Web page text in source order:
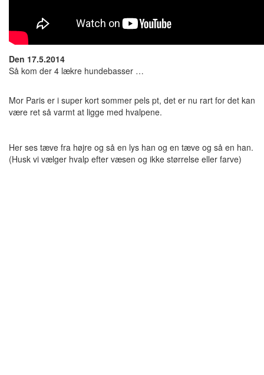
Den 17.5.2014
Så kom der 4 lækre hundebasser …
Mor Paris er i super kort sommer pels pt, det er nu rart for det kan
være ret så varmt at ligge med hvalpene.
Her ses tæve fra højre og så en lys han og en tæve og så en han.
(Husk vi vælger hvalp efter væsen og ikke størrelse eller farve)